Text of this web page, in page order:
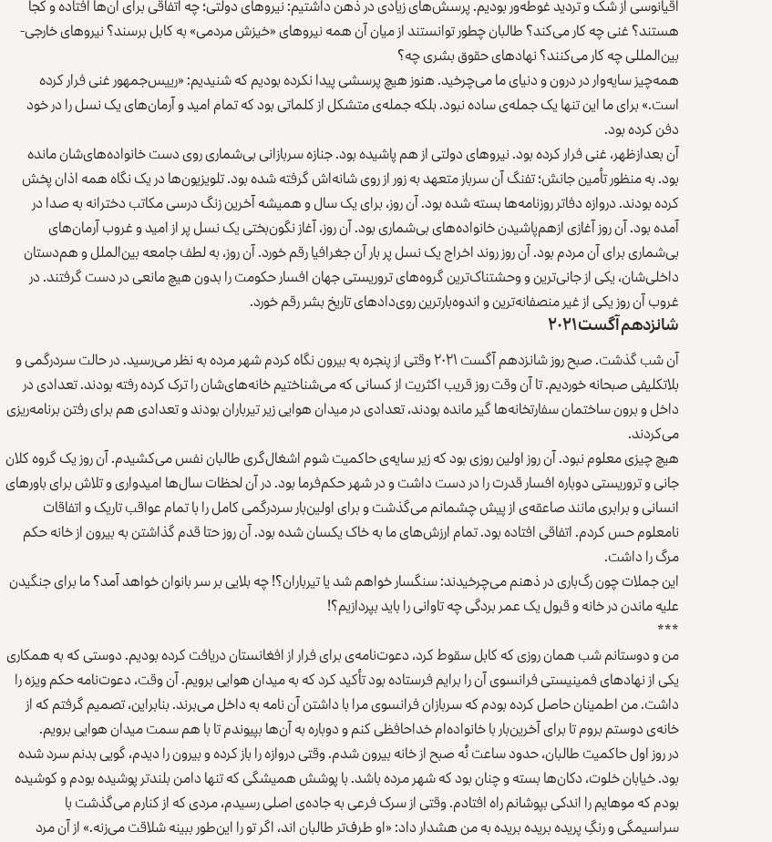
هستند؟ غنی چه کار می‌کند؟ طالبان چطور توانستند از میان آن همه نیرو‌های «خیزش مردمی» به کابل برسند؟ نیروهای خارجی-
بین‌المللی چه کار می‌کنند؟ نهادهای حقوق‌ بشری چه؟
همه‌چیز سایه‌وار در درون و دنیای ما می‌چرخید. هنوز هیچ پرسشی پیدا نکرده بودیم که شنیدیم: «رییس‌جمهور غنی فرار کرده
است.» برای ما این تنها یک جمله‌ی ساده نبود. بلکه جمله‌ی متشکل از کلماتی بود که تمام امید و آرمان‌های یک نسل را در خود
دفن کرده بود.
آن بعدازظهر، غنی فرار کرده بود. نیروهای دولتی از هم پاشیده بود. جنازه سربازانی بی‌شماری روی دست خانواده‌های‌شان مانده
بود. به منظور تأمین جانش؛ تفنگ آن سرباز متعهد به زور از روی شانه‌اش گرفته شده بود. تلویزیون‌ها در یک نگاه همه اذان پخش
کرده بودند. دروازه دفاتر روزنامه‌ها بسته شده بود. آن روز، برای یک سال و همیشه آخرین زنگ درسی مکاتب دخترانه به صدا در
آمده بود. آن روز آغازی ازهم‌پاشیدن خانواده‌های بی‌شماری بود. آن روز، آغاز نگون‌بختی یک نسل پر از امید و غروب آرمان‌های
بی‌شماری برای آن مردم بود. آن روز روند اخراج یک نسل پر بار آن جغرافیا رقم خورد. آن روز، به لطف جامعه بین‌الملل و هم‌دستان
داخلی‌شان، یکی از جانی‌ترین و وحشتناک‌ترین گروه‌های تروریستی جهان افسار حکومت را بدون هیچ مانعی در دست گرفتند. در
غروب آن روز یکی از غیر منصفانه‌ترین و اندوه‌بارترین روی‌دادهای تاریخ بشر رقم خورد.
شانزدهم آگست ۲۰۲۱
آن شب گذشت. صبح روز شانزدهم آگست ۲۰۲۱ وقتی از پنجره به بیرون نگاه کردم شهر مرده به نظر می‌رسید. در حالت سردرگمی و
بلاتکلیفی صبحانه خوردیم. تا آن وقت روز قریب اکثریت از کسانی که می‌شناختیم خانه‌های‌شان را ترک کرده رفته بودند. تعدادی در
داخل و برون ساختمان سفارتخانه‌ها گیر مانده بودند، تعدادی در میدان هوایی زیر تیرباران بودند و تعدادی هم برای رفتن برنامه‌ریزی
می‌کردند.
هیچ چیزی معلوم نبود. آن روز اولین روزی بود که زیر سایه‌ی حاکمیت شوم اشغال‌گری طالبان نفس می‌کشیدم. آن روز یک گروه کلان
جانی و تروریستی دوباره افسار قدرت را در دست داشت و در شهر حکم‌فرما بود. در آن لحظات سال‌ها امیدواری و تلاش برای باورهای
انسانی و برابری مانند صاعقه‌ی از پیش چشمانم می‌گذشت و برای اولین‌بار سردرگمی کامل را با تمام عواقب تاریک و اتفاقات
نامعلوم حس کردم. اتفاقی افتاده بود. تمام ارزش‌های ما به خاک یکسان شده بود. آن‌ روز حتا قدم گذاشتن به بیرون از خانه حکم
مرگ را داشت.
این جملات چون رگ‌باری در ذهنم می‌چرخیدند: سنگسار خواهم شد یا تیرباران؟! چه بلایی بر سر بانوان خواهد آمد؟ ما برای جنگیدن
علیه ماندن در خانه و قبول یک عمر برد‌گی چه تاوانی را باید بپردازیم؟!
***
من و دوستانم شب همان روزی که کابل سقوط کرد، دعوت‌نامه‌ی برای فرار از افغانستان دریافت کرده بودیم. دوستی که به همکاری
یکی از نهادهای فمینیستی فرانسوی آن را برایم فرستاده بود تأکید کرد که به میدان هوایی برویم. آن وقت، دعوت‌نامه حکم ویزه را
داشت. من اطمینان حاصل کرده بودم که سربازان فرانسوی مرا با داشتن آن نامه به داخل می‌برند. بنابراین، تصمیم گرفتم که از
خانه‌ی دوستم بروم تا برای آخرین‌بار با خانواده‌ام خداحافظی کنم و دوباره به آن‌ها بپیوندم تا با هم سمت میدان هوایی برویم.
در روز اول حاکمیت طالبان، حدود ساعت نُه صبح از خانه بیرون شدم. وقتی دروازه را باز کرده و بیرون را دیدم، گویی بدنم سرد شده
بود. خیابان خلوت، دکان‌ها بسته و چنان بود که شهر مرده باشد. با پوشش همیشگی که تنها دامن بلندتر پوشیده بودم و کوشیده
بودم که موهایم را اندکی بپوشانم راه افتادم. وقتی از سرک فرعی به جاده‌ی اصلی رسیدم، مردی که از کنارم می‌گذشت با
سراسیمگی و رنگِ ‌پریده بریده بریده به من هشدار داد: «او طرف‌تر طالبان اند، اگر تو را این‌طور ببینه شلاقت می‌زنه.» از آن مرد